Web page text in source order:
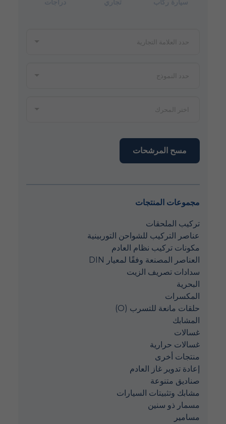
مسح المرشحات
مجموعات المنتجات
تركيب الملحقات
عناصر التركيب للشواحن التوربينية
مكونات تركيب نظام العادم
العناصر المصنعة وفقًا لمعيار DIN
سدادات تصريف الزيت
البحرية
المكسرات
حلقات مانعة للتسرب (O)
المشابك
غسالات
غسالات حرارية
منتجات أخرى
إعادة تدوير غاز العادم
صناديق متنوعة
مشابك وتثبيتات السيارات
مسمار ذو سنين
مسامير